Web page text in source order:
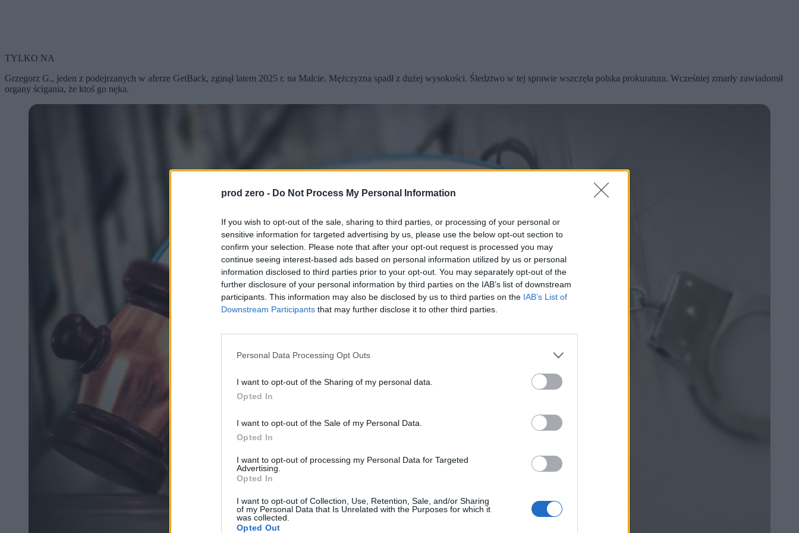
prod zero - Do Not Process My Personal Information
If you wish to opt-out of the sale, sharing to third parties, or processing of your personal or
sensitive information for targeted advertising by us, please use the below opt-out section to
confirm your selection. Please note that after your opt-out request is processed you may
continue seeing interest-based ads based on personal information utilized by us or personal
information disclosed to third parties prior to your opt-out. You may separately opt-out of the
further disclosure of your personal information by third parties on the IAB’s list of downstream
participants. This information may also be disclosed by us to third parties on the IAB’s List of
Downstream Participants that may further disclose it to other third parties.
Personal Data Processing Opt Outs
I want to opt-out of the Sharing of my personal data.
Opted In
I want to opt-out of the Sale of my Personal Data.
Opted In
I want to opt-out of processing my Personal Data for Targeted
Advertising.
Opted In
I want to opt-out of Collection, Use, Retention, Sale, and/or Sharing
of my Personal Data that Is Unrelated with the Purposes for which it
was collected.
Opted Out
TYLKO NA
Grzegorz G., jeden z podejrzanych w aferze GetBack, zginął latem 2025 r. na Malcie. Mężczyzna spadł z dużej wysokości. Śledztwo w tej sprawie wszczęła polska prokuratura. Wcześniej zmarły zawiadomił
organy ścigania, że ktoś go nęka.